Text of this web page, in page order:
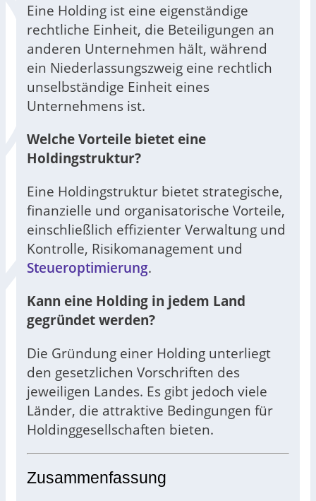
Eine Holding ist eine eigenständige
rechtliche Einheit, die Beteiligungen an
anderen Unternehmen hält, während
ein Niederlassungszweig eine rechtlich
unselbständige Einheit eines
Unternehmens ist.
Welche Vorteile bietet eine
Holdingstruktur?
Eine Holdingstruktur bietet strategische,
finanzielle und organisatorische Vorteile,
einschließlich effizienter Verwaltung und
Kontrolle, Risikomanagement und
Steueroptimierung.
Kann eine Holding in jedem Land
gegründet werden?
Die Gründung einer Holding unterliegt
den gesetzlichen Vorschriften des
jeweiligen Landes. Es gibt jedoch viele
Länder, die attraktive Bedingungen für
Holdinggesellschaften bieten.
Zusammenfassung